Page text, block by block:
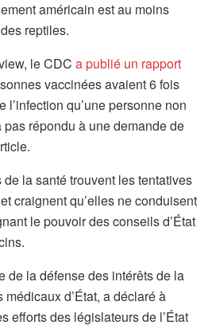
américain est au moins
reptiles.
le CDC a publié un rapport
vaccinées avaient 6 fois
l’infection qu’une personne non
pas répondu à une demande de
la santé trouvent les tentatives
craignent qu’elles ne conduisent
le pouvoir des conseils d’État
de la défense des intérêts de la
d’État, a déclaré à
efforts des législateurs de l’État